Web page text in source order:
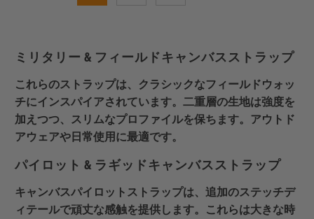
ミリタリー & フィールドキャンバスストラップ
これらのストラップは、クラシックなフィールドウォッ
チにインスパイアされています。二重層の生地は強度を
加えつつ、スリムなプロファイルを保ちます。アウトド
アウェアや日常使用に最適です。
パイロット & ラギッドキャンバスストラップ
キャンバスパイロットストラップは、追加のステッチデ
ィテールで頑丈な感触を提供します。これらは大きな時